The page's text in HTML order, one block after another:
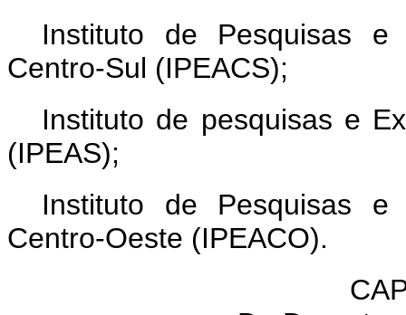
Instituto de Pesquisas e
Centro-Sul (IPEACS);
Instituto de pesquisas e
(IPEAS);
Instituto de Pesquisas e
Centro-Oeste (IPEACO).